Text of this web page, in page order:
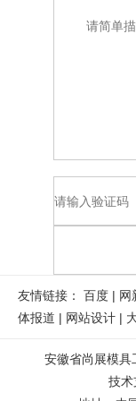
友情链接： 百度 | 网
体报道 | 网站设计 |
安徽省尚展模具
技术